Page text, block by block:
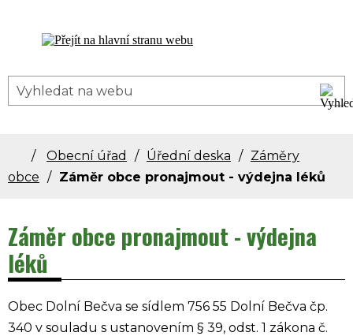
Dolní Bečva - oficiální stránky obce
Obecní úřad Úřední deska
Záměry
obce
Záměr obce pronajmout - výdejna léků
Záměr obce pronajmout - výdejna
léků
Obec Dolní Bečva se sídlem 756 55 Dolní Bečva čp.
340 v souladu s ustanovením § 39, odst. 1 zákona č.